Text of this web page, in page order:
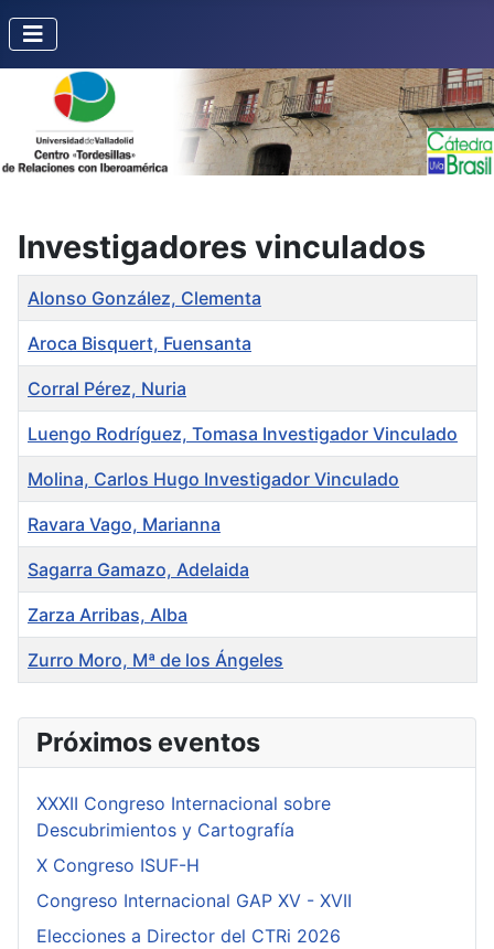
Investigadores vinculados
Título
Alonso González, Clementa
Aroca Bisquert, Fuensanta
Corral Pérez, Nuria
Luengo Rodríguez, Tomasa Investigador Vinculado
Molina, Carlos Hugo Investigador Vinculado
Ravara Vago, Marianna
Sagarra Gamazo, Adelaida
Zarza Arribas, Alba
Zurro Moro, Mª de los Ángeles
Próximos eventos
XXXII Congreso Internacional sobre
Descubrimientos y Cartografía
X Congreso ISUF-H
Congreso Internacional GAP XV - XVII
Elecciones a Director del CTRi 2026